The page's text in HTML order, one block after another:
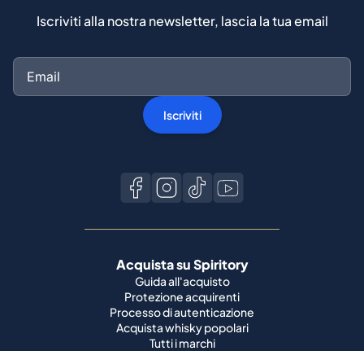
Iscriviti alla nostra newsletter, lascia la tua email
Iscriviti
Acquista su Spiritory
Guida all'acquisto
Protezione acquirenti
Processo di autenticazione
Acquista whisky popolari
Tutti i marchi